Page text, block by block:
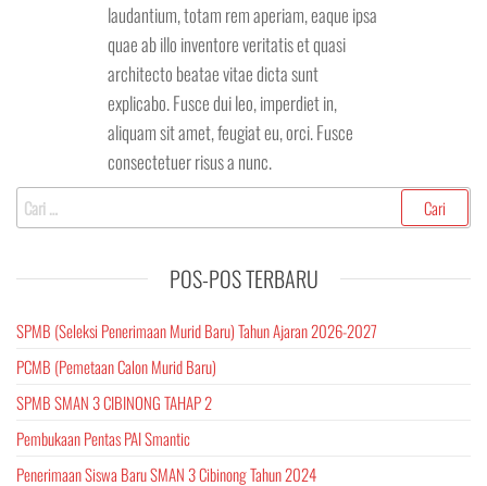
laudantium, totam rem aperiam, eaque ipsa
quae ab illo inventore veritatis et quasi
architecto beatae vitae dicta sunt
explicabo. Fusce dui leo, imperdiet in,
aliquam sit amet, feugiat eu, orci. Fusce
consectetuer risus a nunc.
Cari
untuk:
POS-POS TERBARU
SPMB (Seleksi Penerimaan Murid Baru) Tahun Ajaran 2026-2027
PCMB (Pemetaan Calon Murid Baru)
SPMB SMAN 3 CIBINONG TAHAP 2
Pembukaan Pentas PAI Smantic
Penerimaan Siswa Baru SMAN 3 Cibinong Tahun 2024